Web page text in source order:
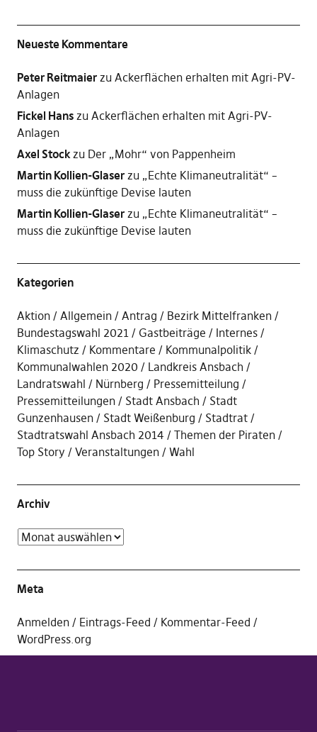
Neueste Kommentare
Peter Reitmaierzu Ackerflächen erhalten mit Agri-PV-
Anlagen
Fickel Hanszu Ackerflächen erhalten mit Agri-PV-
Anlagen
Axel Stockzu Der „Mohr“ von Pappenheim
Martin Kollien-Glaserzu „Echte Klimaneutralität“ –
muss die zukünftige Devise lauten
Martin Kollien-Glaserzu „Echte Klimaneutralität“ –
muss die zukünftige Devise lauten
Kategorien
Aktion Allgemein Antrag
Bezirk Mittelfranken
Bundestagswahl 2021
Gastbeiträge
Internes
Klimaschutz
Kommentare
Kommunalpolitik
Kommunalwahlen 2020
Landkreis Ansbach
Landratswahl
Nürnberg
Pressemitteilung
Pressemitteilungen
Stadt Ansbach
Stadt
Gunzenhausen
Stadt Weißenburg
Stadtrat
Stadtratswahl Ansbach 2014
Themen der Piraten
Top Story
Veranstaltungen Wahl
Archiv
Meta
Anmelden Eintrags-Feed
Kommentar-Feed
WordPress.org